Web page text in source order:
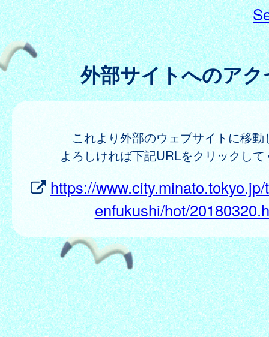
外部サイトへのア
これより外部のウェブサイトに移動
よろしければ下記URLをクリックし
https://
enfukushi/hot/